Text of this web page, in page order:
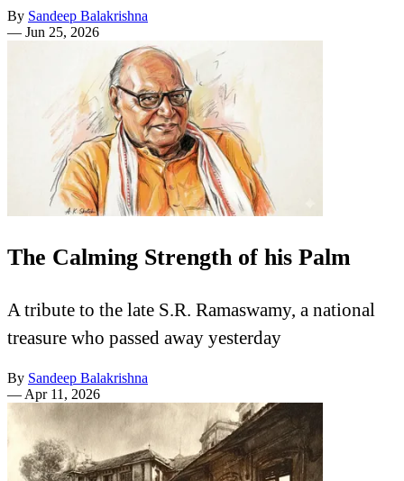
By Sandeep Balakrishna
— Jun 25, 2026
The Calming Strength of his Palm
A tribute to the late S.R. Ramaswamy, a national
treasure who passed away yesterday
By Sandeep Balakrishna
— Apr 11, 2026